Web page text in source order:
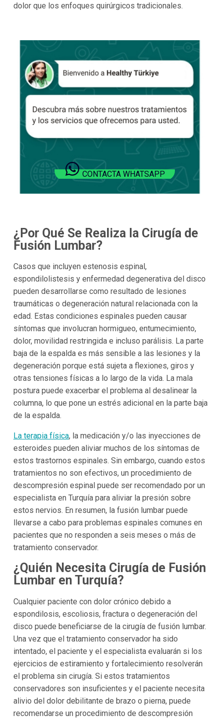
dolor que los enfoques quirúrgicos tradicionales.
CONTACTA WHATSAPP
¿Por Qué Se Realiza la Cirugía de
Fusión Lumbar?
Casos que incluyen estenosis espinal,
espondilolistesis y enfermedad degenerativa del disco
pueden desarrollarse como resultado de lesiones
traumáticas o degeneración natural relacionada con la
edad. Estas condiciones espinales pueden causar
síntomas que involucran hormigueo, entumecimiento,
dolor, movilidad restringida e incluso parálisis. La parte
baja de la espalda es más sensible a las lesiones y la
degeneración porque está sujeta a flexiones, giros y
otras tensiones físicas a lo largo de la vida. La mala
postura puede exacerbar el problema al desalinear la
columna, lo que pone un estrés adicional en la parte baja
de la espalda.
La terapia física, la medicación y/o las inyecciones de
esteroides pueden aliviar muchos de los síntomas de
estos trastornos espinales. Sin embargo, cuando estos
tratamientos no son efectivos, un procedimiento de
descompresión espinal puede ser recomendado por un
especialista en Turquía para aliviar la presión sobre
estos nervios. En resumen, la fusión lumbar puede
llevarse a cabo para problemas espinales comunes en
pacientes que no responden a seis meses o más de
tratamiento conservador.
¿Quién Necesita Cirugía de Fusión
Lumbar en Turquía?
Cualquier paciente con dolor crónico debido a
espondilosis, escoliosis, fractura o degeneración del
disco puede beneficiarse de la cirugía de fusión lumbar.
Una vez que el tratamiento conservador ha sido
intentado, el paciente y el especialista evaluarán si los
ejercicios de estiramiento y fortalecimiento resolverán
el problema sin cirugía. Si estos tratamientos
conservadores son insuficientes y el paciente necesita
alivio del dolor debilitante de brazo o pierna, puede
recomendarse un procedimiento de descompresión